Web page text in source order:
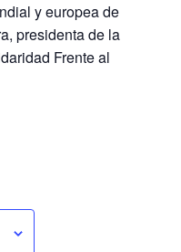
y europea de
presidenta de la
Frente al